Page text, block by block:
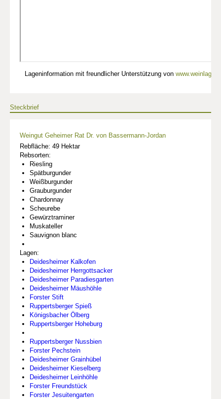
Lageninformation mit freundlicher Unterstützung von
Steckbrief
Weingut Geheimer Rat Dr. von Bassermann-Jordan
Rebfläche: 49 Hektar
Rebsorten:
Riesling
Spätburgunder
Weißburgunder
Grauburgunder
Chardonnay
Scheurebe
Gewürztraminer
Muskateller
Sauvignon blanc
Lagen:
Deidesheimer Kalkofen
Deidesheimer Herrgottsacker
Deidesheimer Paradiesgarten
Deidesheimer Mäushöhle
Forster Stift
Ruppertsberger Spieß
Königsbacher Ölberg
Ruppertsberger Hoheburg
Ruppertsberger Nussbien
Forster Pechstein
Deidesheimer Grainhübel
Deidesheimer Kieselberg
Deidesheimer Leinhöhle
Forster Freundstück
Forster Jesuitengarten